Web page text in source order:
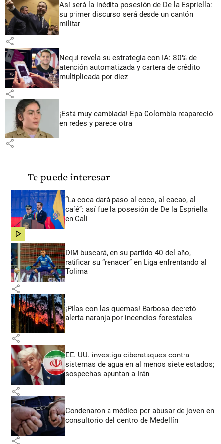
Así será la inédita posesión de De la Espriella:
su primer discurso será desde un cantón
militar
share
Nequi revela su estrategia con IA: 80% de
atención automatizada y cartera de crédito
multiplicada por diez
share
¡Está muy cambiada! Epa Colombia reapareció
en redes y parece otra
share
Te puede interesar
“La coca dará paso al coco, al cacao, al
café”: así fue la posesión de De la Espriella
en Cali
share
DIM buscará, en su partido 40 del año,
ratificar su “renacer” en Liga enfrentando al
Tolima
share
¡Pilas con las quemas! Barbosa decretó
alerta naranja por incendios forestales
share
EE. UU. investiga ciberataques contra
sistemas de agua en al menos siete estados;
sospechas apuntan a Irán
share
Condenaron a médico por abusar de joven en
consultorio del centro de Medellín
share